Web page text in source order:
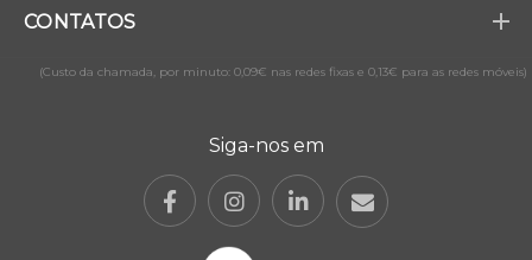
CONTATOS
(Custo da chamada, por minuto: 0,09€ nas redes fixas e 0,13€ para as redes móveis)
Siga-nos em